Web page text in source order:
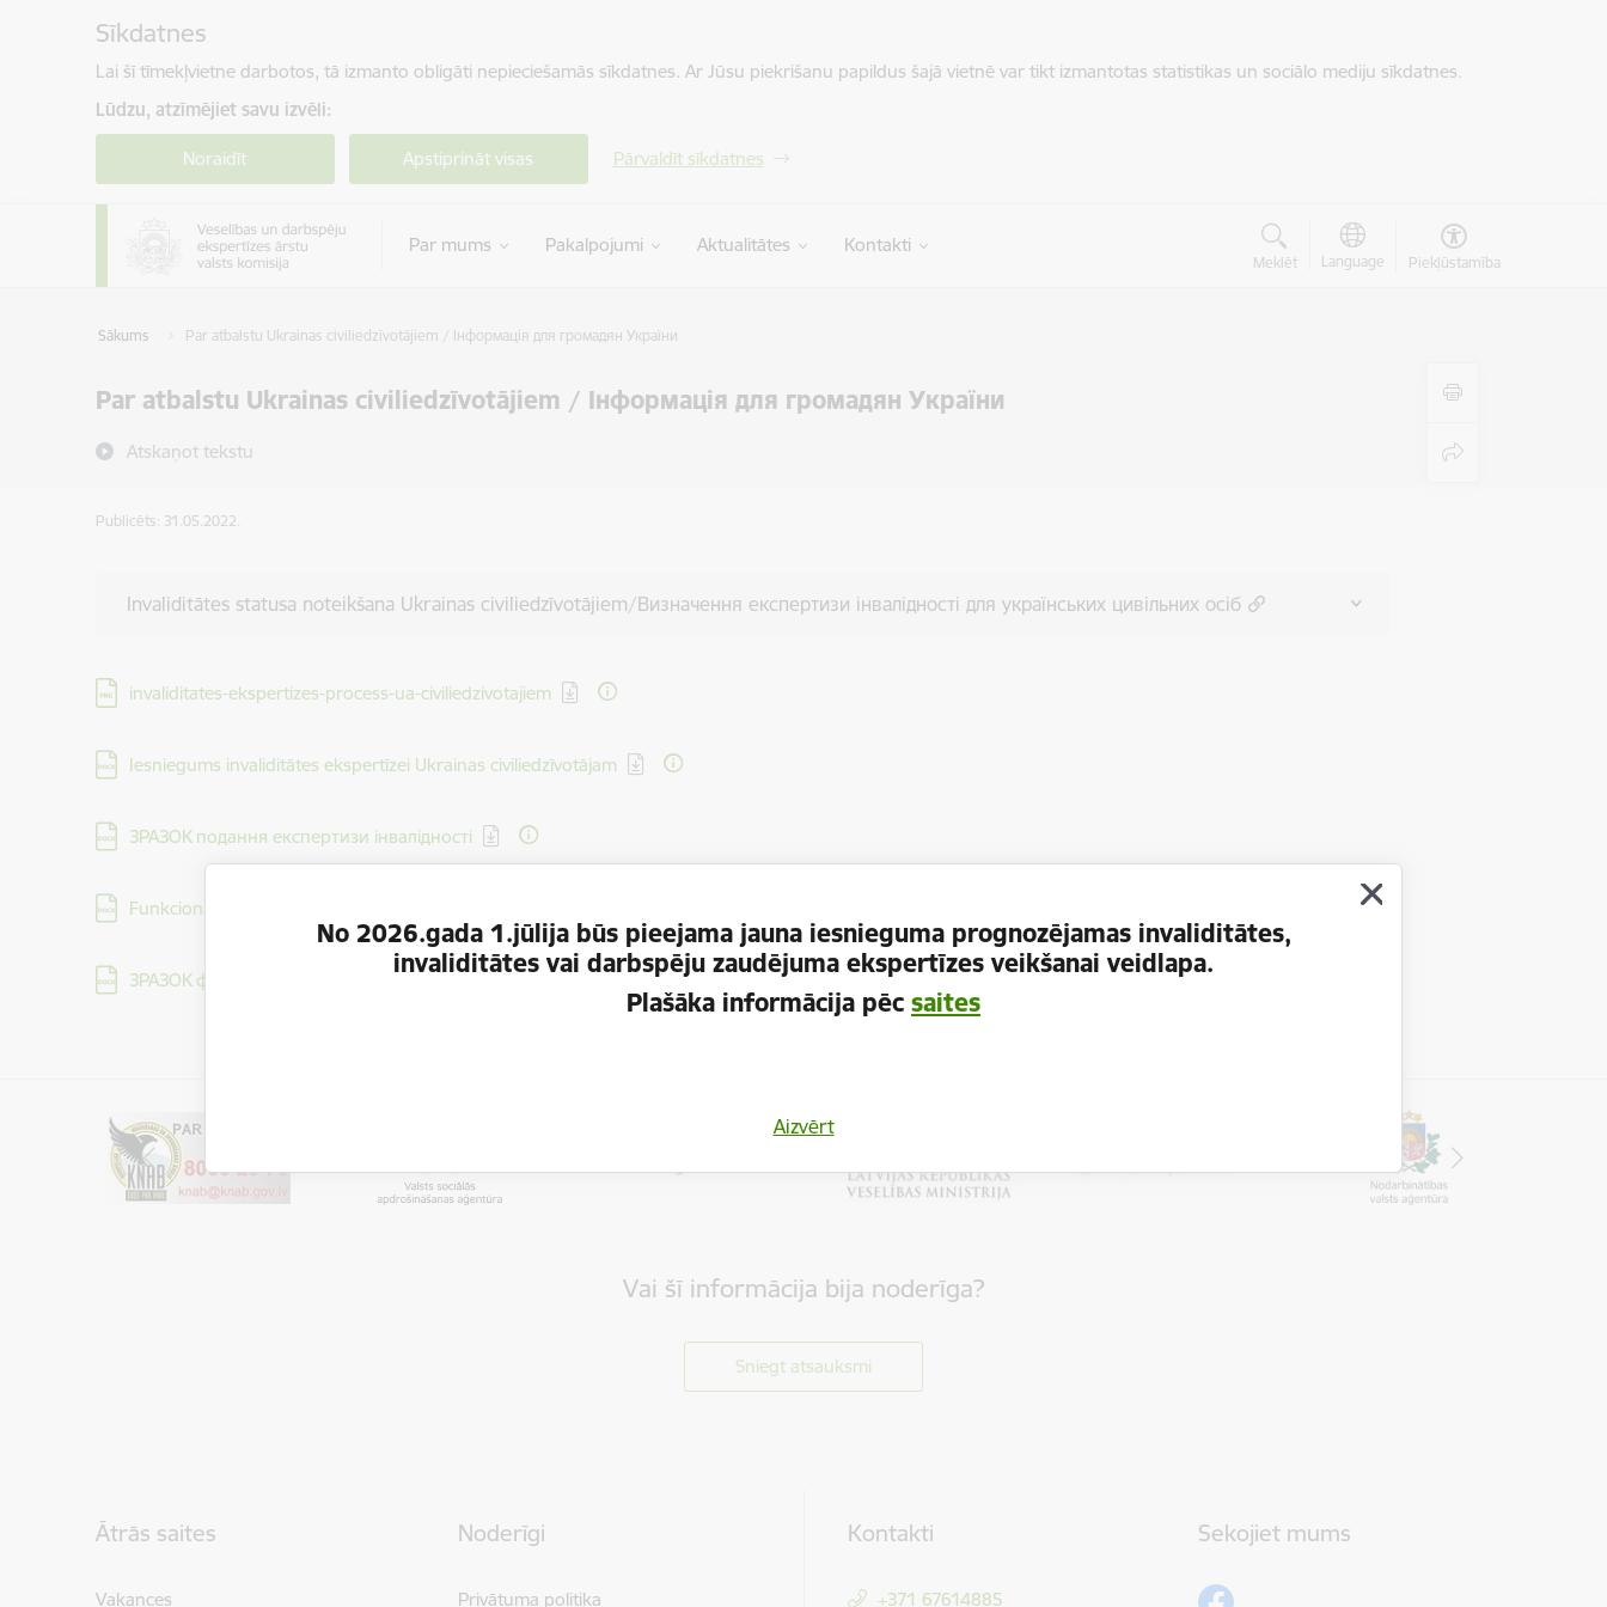
Sīkdatnes
Lai šī tīmekļvietne darbotos, tā izmanto obligāti nepieciešamās sīkdatnes. Ar Jūsu piekrišanu papildus šajā vietnē var tikt izmantotas statistikas un sociālo mediju sīkdatnes.
Lūdzu, atzīmējiet savu izvēli:
Noraidīt Apstiprināt visas Pārvaldīt sīkdatnes
Par mums Pakalpojumi Aktualitātes Kontakti
Meklēt Language Piekļūstamība
Sākums Par atbalstu Ukrainas civiliedzīvotājiem / Інформація для громадян України
Par atbalstu Ukrainas civiliedzīvotājiem / Інформація для громадян України
Atskaņot tekstu
No 2026.gada 1.jūlija būs pieejama jauna iesnieguma prognozējamas invaliditātes,
invaliditātes vai darbspēju zaudējuma ekspertīzes veikšanai veidlapa.
Plašāka informācija pēc saites
Aizvērt
Publicēts: 31.05.2022.
Invaliditātes statusa noteikšana Ukrainas civiliedzīvotājiem/Визначення експертизи інвалідності для українських цивільних осіб
Lejupielādēt:
invaliditates-ekspertizes-process-ua-civiliedzivotajiem
Lejupielādēt:
Iesniegums invaliditātes ekspertīzei Ukrainas civiliedzīvotājam
Lejupielādēt:
ЗРАЗОК подання експертизи інвалідності
Lejupielādēt:
Funkcionālo spēju pašnovērtējuma anketa personām no 18 gadu vecuma
Lejupielādēt:
ЗРАЗОК функціональних можливостей самооцінки для осіб з 18 років
Vai šī informācija bija noderīga?
Sniegt atsauksmi
Ātrās saites
Vakances
Noderīgi
Privātuma politika
Kontakti
+371 67614885
Sekojiet mums